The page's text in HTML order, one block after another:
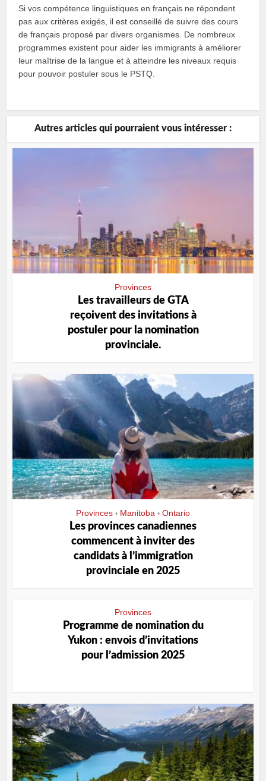
Si vos compétence linguistiques en français ne répondent
pas aux critères exigés, il est conseillé de suivre des cours
de français proposé par divers organismes. De nombreux
programmes existent pour aider les immigrants à améliorer
leur maîtrise de la langue et à atteindre les niveaux requis
pour pouvoir postuler sous le PSTQ.
Autres articles qui pourraient vous intéresser :
Provinces
Les travailleurs de GTA
reçoivent des invitations à
postuler pour la nomination
provinciale.
Provinces • Manitoba • Ontario
Les provinces canadiennes
commencent à inviter des
candidats à l’immigration
provinciale en 2025
Provinces
Programme de nomination du
Yukon : envois d’invitations
pour l’admission 2025